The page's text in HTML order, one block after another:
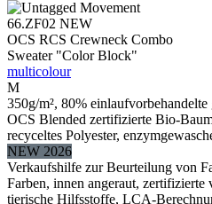
66.ZF02 NEW
OCS RCS Crewneck Combo
Sweater "Color Block"
multicolour
M
350g/m², 80%
OCS Blended zertifizierte Bio-
recyceltes Polyester,
NEW 2026
Verkaufshilfe zur Beurteilung von
Farben, innen angeraut, zertifizierte
tierische Hilfsstoffe, LCA-